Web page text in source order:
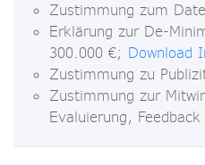
Zustimmung zum
Erklärung zur De-
300.000 €; Download
Zustimmung zu
Zustimmung zur
Evaluierung,